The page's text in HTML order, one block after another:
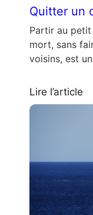
Quitter un
Partir au
mort, sans
voisins, est
Lire l’article